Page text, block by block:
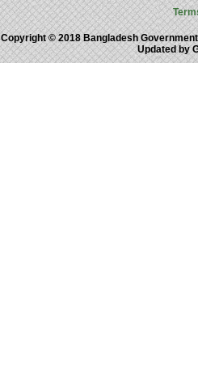
Copyright © 2018 Bangladesh
Updated by